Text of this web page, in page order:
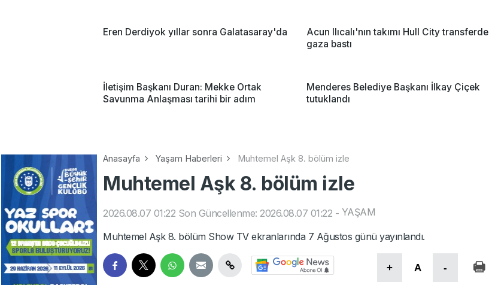
Eren Derdiyok yıllar sonra Galatasaray'da
Acun Ilıcalı'nın takımı Hull City transferde
gaza bastı
İletişim Başkanı Duran: Mekke Ortak
Savunma Anlaşması tarihi bir adım
Menderes Belediye Başkanı İlkay Çiçek
tutuklandı
Anasayfa Yaşam Haberleri Muhtemel Aşk 8. bölüm izle
Muhtemel Aşk 8. bölüm izle
2026.08.07 01:22 Son Güncellenme: 2026.08.07 01:22 - YAŞAM
Muhtemel Aşk 8. bölüm Show TV ekranlarında 7 Ağustos günü yayınlandı.
+ A -